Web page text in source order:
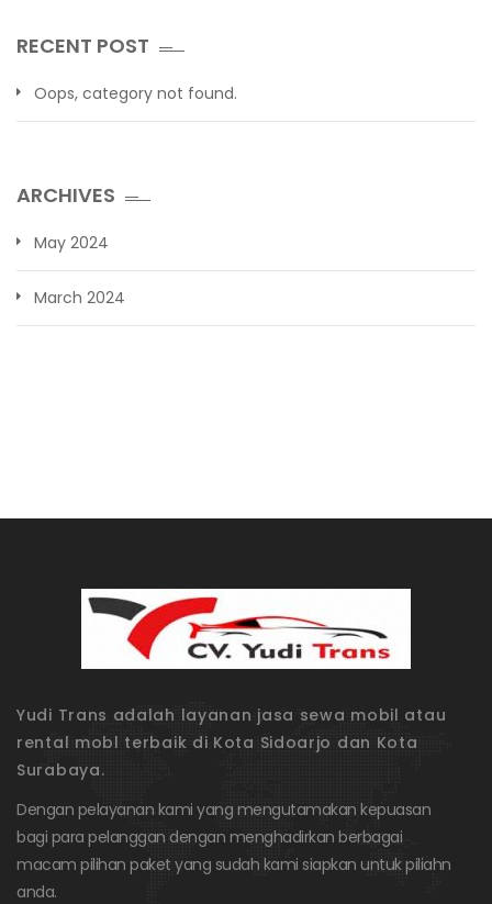
RECENT POST
Oops, category not found.
ARCHIVES
May 2024
March 2024
Yudi Trans adalah layanan jasa sewa mobil atau
rental mobl terbaik di Kota Sidoarjo dan Kota
Surabaya.
Dengan pelayanan kami yang mengutamakan kepuasan
bagi para pelanggan dengan menghadirkan berbagai
macam pilihan paket yang sudah kami siapkan untuk piliahn
anda.